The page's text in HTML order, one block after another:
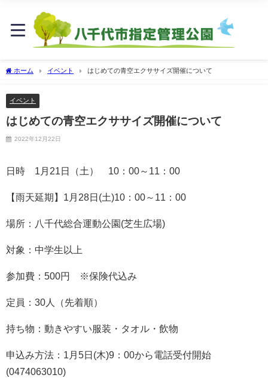
ホーム イベント はじめての青空エクササイズ開催について
イベント
はじめての青空エクササイズ開催について
2022年12月22日
日時 1月21日（土） 10：00～11：00
【雨天延期】1月28日(土)10：00～11：00
場所：八千代総合運動公園(芝生広場)
対象：中学生以上
参加費：500円 ※保険代込み
定員：30人（先着順）
持ち物：動きやすい服装・タオル・飲物
申込み方法：1月5日(木)9：00から電話受付開始
(0474063010)